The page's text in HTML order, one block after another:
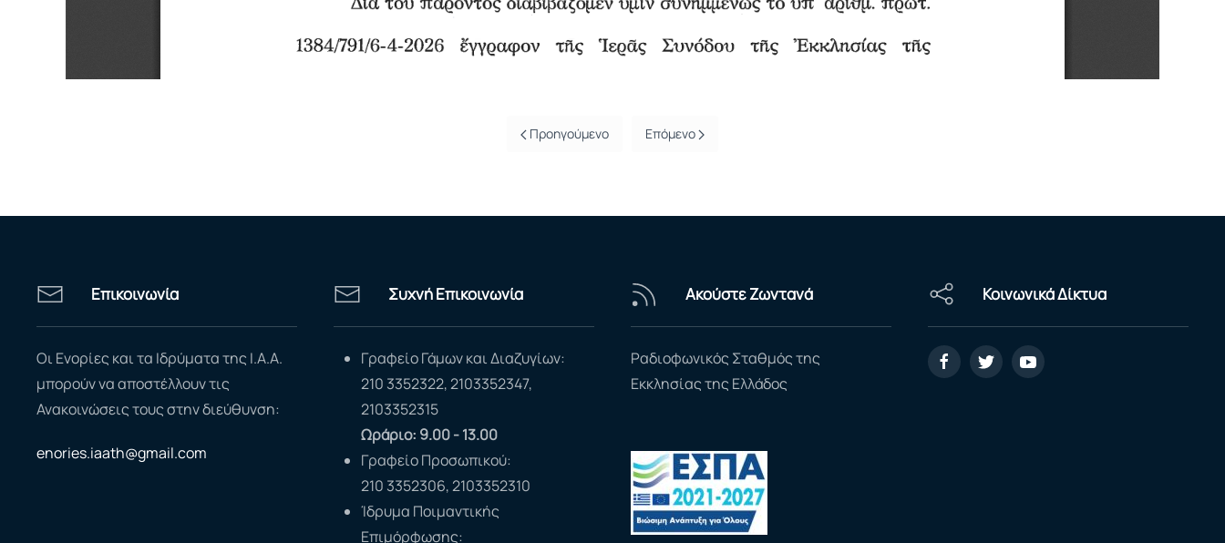
Προηγούμενο Επόμενο
Επικοινωνία
Οι Ενορίες και τα Ιδρύματα της Ι.Α.Α.
μπορούν να αποστέλλουν τις
Ανακοινώσεις τους στην διεύθυνση:
enories.iaath@gmail.com
Συχνή Επικοινωνία
Γραφείο Γάμων και Διαζυγίων:
210 3352322, 2103352347,
2103352315
Ωράριο: 9.00 - 13.00
Γραφείο Προσωπικού:
210 3352306, 2103352310
Ίδρυμα Ποιμαντικής
Επιμόρφωσης:
Ακούστε Ζωντανά
Ραδιοφωνικός Σταθμός της
Εκκλησίας της Ελλάδος
Κοινωνικά Δίκτυα